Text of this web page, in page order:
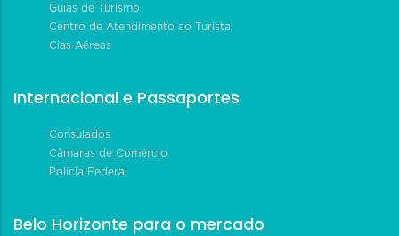
Guias de Turismo
Centro de Atendimento ao Turista
Cias Aéreas
Internacional e Passaportes
Consulados
Câmaras de Comércio
Polícia Federal
Belo Horizonte para o mercado